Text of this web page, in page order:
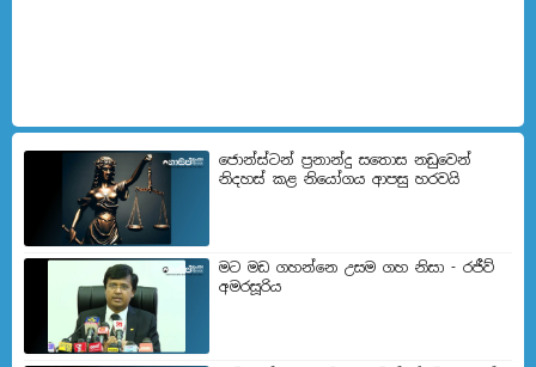
ජොන්ස්ටන් ප්‍රනාන්දු සතොස නඩුවෙන්
නිදහස් කළ නියෝගය ආපසු හරවයි
මට මඩ ගහන්නෙ උසම ගහ නිසා - රජීව්
අමරසූරිය